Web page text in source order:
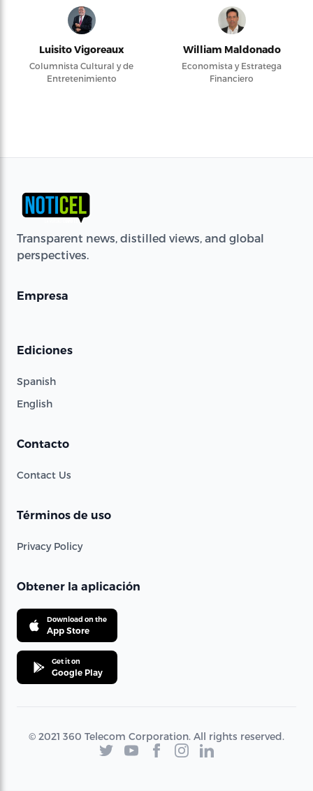
Luisito Vigoreaux
Columnista Cultural y de
Entretenimiento
William Maldonado
Economista y Estratega
Financiero
Transparent news, distilled views, and global
perspectives.
Empresa
Ediciones
Spanish
English
Contacto
Contact Us
Términos de uso
Privacy Policy
Obtener la aplicación
Download on the
App Store
Get it on
Google Play
© 2021 360 Telecom Corporation. All rights reserved.